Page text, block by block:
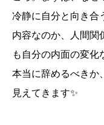
冷静に自分と向き合
内容なのか、人間関
も自分の内面の変化
本当に辞めるべきか
見えてきます✨